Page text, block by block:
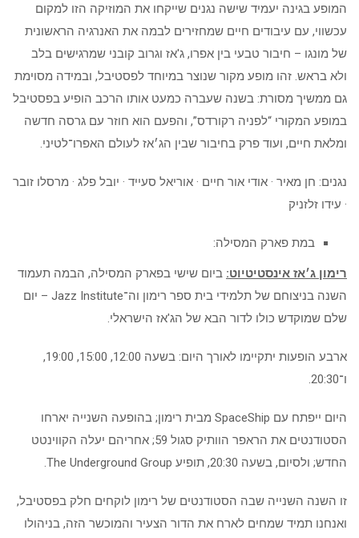
המופע בגינה יעמיד שישה נגנים שייקחו את המוזיקה הזו למקום
עכשווי, עם עיבודים חיים שמחזירים לבמה את האנרגיה הראשונית
של מונגו – חיבור טבעי בין אפרו, ג'אז וגרוב קובני שמרגישים בלב
ולא בראש. זהו מופע מקור שנוצר במיוחד לפסטיבל, ובמידה מסוימת
גם ממשיך מסורת: בשנה שעברה כמעט אותו הרכב הופיע בפסטיבל
במופע המקורי “לפניה רקורדס”, והפעם הוא חוזר עם גרסה חדשה
ומלאת חיים, ועוד פרק בחיבור שבין הג׳אז לעולם האפרו־לטיני.
נגנים: חן מאיר · אודי אור חיים · אוריאל סעייד · יובל פלג · מרסלו זובר
· עידו זלזניק
במת פארק המסילה:
רימון ג׳אז אינסטיטיוט: ביום שישי בפארק המסילה, הבמה תעמוד
השנה בניצוחם של תלמידי בית ספר רימון וה־Jazz Institute – יום
שלם שמוקדש כולו לדור הבא של הג'אז הישראלי.
ארבע הופעות יתקיימו לאורך היום: בשעה 12:00, 15:00, 19:00,
ו־20:30.
היום ייפתח עם SpaceShip מבית רימון; בהופעה השנייה יארחו
הסטודנטים את הראפר הוותיק סגול 59; אחריהם יעלה הקווינטט
החדש; ולסיום, בשעה 20:30, תופיע The Underground Group.
זו השנה השנייה שבה הסטודנטים של רימון לוקחים חלק בפסטיבל,
ואנחנו תמיד שמחים לארח את הדור הצעיר והמוכשר הזה, בניהולו